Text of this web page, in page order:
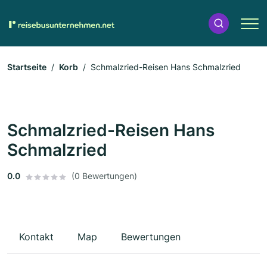
Startseite Korb Schmalzried-Reisen Hans Schmalzried
Schmalzried-Reisen Hans
Schmalzried
0.0 (0 Bewertungen)
Kontakt Map Bewertungen